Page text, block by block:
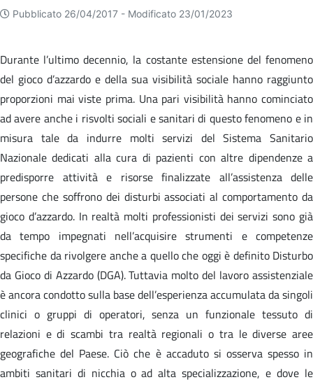
Pubblicato 26/04/2017 - Modificato 23/01/2023
Durante l’ultimo decennio, la costante estensione del fenomeno
del gioco d’azzardo e della sua visibilità sociale hanno raggiunto
proporzioni mai viste prima. Una pari visibilità hanno cominciato
ad avere anche i risvolti sociali e sanitari di questo fenomeno e in
misura tale da indurre molti servizi del Sistema Sanitario
Nazionale dedicati alla cura di pazienti con altre dipendenze a
predisporre attività e risorse finalizzate all’assistenza delle
persone che soffrono dei disturbi associati al comportamento da
gioco d’azzardo. In realtà molti professionisti dei servizi sono già
da tempo impegnati nell’acquisire strumenti e competenze
specifiche da rivolgere anche a quello che oggi è definito Disturbo
da Gioco di Azzardo (DGA). Tuttavia molto del lavoro assistenziale
è ancora condotto sulla base dell’esperienza accumulata da singoli
clinici o gruppi di operatori, senza un funzionale tessuto di
relazioni e di scambi tra realtà regionali o tra le diverse aree
geografiche del Paese. Ciò che è accaduto si osserva spesso in
ambiti sanitari di nicchia o ad alta specializzazione, e dove le